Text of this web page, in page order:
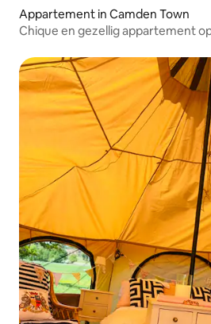
Appartement in Camden Town
Chique en gezellig appartement